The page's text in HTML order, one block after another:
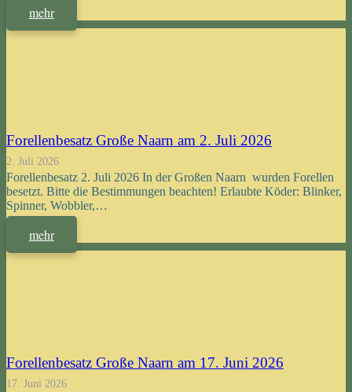
mehr
Forellenbesatz Große Naarn am 2. Juli 2026
2. Juli 2026
Forellenbesatz 2. Juli 2026 In der Großen Naarn wurden Forellen
besetzt. Bitte die Bestimmungen beachten! Erlaubte Köder: Blinker,
Spinner, Wobbler,…
mehr
Forellenbesatz Große Naarn am 17. Juni 2026
17. Juni 2026